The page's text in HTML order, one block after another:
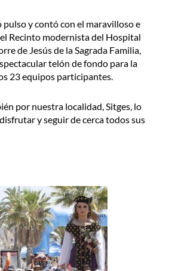
pulso y contó con el maravilloso e
Recinto modernista del Hospital
de Jesús de la Sagrada Familia,
telón de fondo para la
23 equipos participantes.
por nuestra localidad, Sitges, lo
y seguir de cerca todos sus